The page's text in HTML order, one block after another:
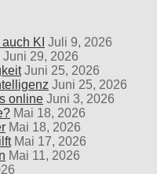
KI Juli 9, 2026
Juni 29, 2026
Juni 25, 2026
Juni 25, 2026
online Juni 3, 2026
Mai 18, 2026
Mai 18, 2026
Mai 17, 2026
Mai 11, 2026